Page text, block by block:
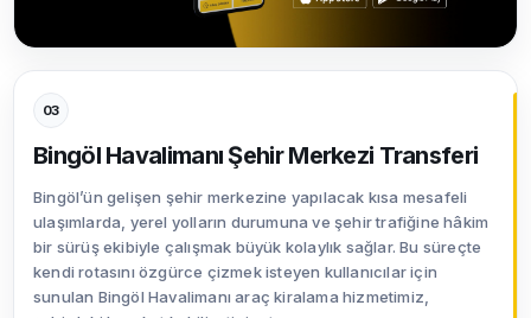
03
Bingöl Havalimanı Şehir Merkezi Transferi
Bingöl’ün gelişen şehir merkezine yapılacak kısa mesafeli
ulaşımlarda, yerel yolların durumuna ve şehir trafiğine hâkim
bir sürüş ekibiyle çalışmak büyük kolaylık sağlar. Bu süreçte
kendi rotasını özgürce çizmek isteyen kullanıcılar için
sunulan Bingöl Havalimanı araç kiralama hizmetimiz,